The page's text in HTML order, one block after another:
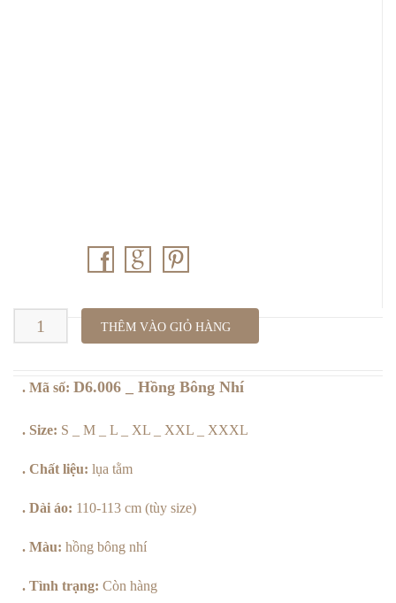
D6.006
Hồng
Bông
THÊM VÀO GIỎ HÀNG
. Mã số: D6.006 _ Hồng Bông Nhí
. Size: S _ M _ L _ XL _ XXL _ XXXL
. Chất liệu: lụa tằm
. Dài áo: 110-113 cm (tùy size)
. Màu: hồng bông nhí
. Tình trạng: Còn hàng